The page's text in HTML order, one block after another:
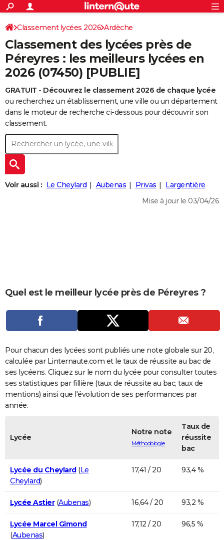
ACTUALITÉS
Politique
Société
Faits Divers
Education
Monde
Villes
+
SPORT
Coupe du monde 2026
Football
Tennis
Cyclisme
Rugby
Forum
CULTURE
Programme TV
TNT
Streaming
Cinéma
Sorties cinéma
Musique
+
FINANCE
Retraite
Impôts
Epargne
Immobilier
Risques naturels par ville
Banque
Assurance
Crédit
AUTO
Essais
Réserver un essai
Citadines
Berlines
SUV
Forum auto
+
HIGH-TECH
BRICOLAGE
Forum
Aménagement intérieur
Extérieur
Cuisine
Salle de bains
Jardinage
Rangement
+WEEK-END
Guides de France
Escapades
Patrimoine
Expositions
Musées
Week-end nature
+
LIFESTYLE
CARTE DE VOEUX
Carte de Noël
Carte Bonne année
Carte Saint-Valentin
Carte Pâques
Carte d'anniversaire
DICTIONNAIRE
COPAINS D'AVANT
S'inscrire
Se connecter
Lycées
Collèges
Primaires
Universités
Entreprises
Service militaire
Avis de recherche
AVIS DE DÉCÈS
FORUM
S'inscrire
Connexion
Classement lycées 2026 Ardèche
Classement des lycées près de
Péreyres : les meilleurs lycées en
2026 (07450) [PUBLIE]
GRATUIT - Découvrez le classement 2026 de chaque lycée
ou recherchez un établissement, une ville ou un département
dans le moteur de recherche ci-dessous pour découvrir son
classement.
Voir aussi : Le Cheylard Aubenas Privas
Largentière
Mise à jour le 03/04/26
Quel est le meilleur lycée près de Péreyres ?
Pour chacun des lycées sont publiés une note globale sur 20,
calculée par Linternaute.com et le taux de réussite au bac de
ses lycéens. Cliquez sur le nom du lycée pour consulter toutes
ses statistiques par fillière (taux de réussite au bac, taux de
mentions) ainsi que l'évolution de ses performances par
année.
Lycée
Notre note
Méthodologie
Taux de
réussite
bac
Lycée du Cheylard(Le
Cheylard)
17,41 / 20 93,4 %
Lycée Astier(Aubenas) 16,64 / 20 93,2 %
Lycée Marcel Gimond
(Aubenas)
17,12 / 20 96,5 %